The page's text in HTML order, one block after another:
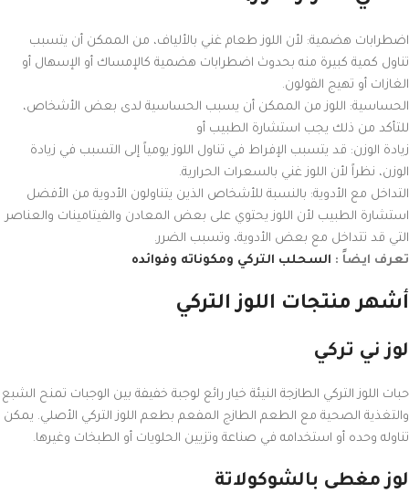
اضطرابات هضمية: لأن اللوز طعام غني بالألياف، من الممكن أن يتسبب
تناول كمية كبيرة منه بحدوث اضطرابات هضمية كالإمساك أو الإسهال أو
الغازات أو تهيج القولون.
الحساسية: اللوز من الممكن أن يسبب الحساسية لدى بعض الأشخاص،
للتأكد من ذلك يجب استشارة الطبيب أو
زيادة الوزن: قد يتسبب الإفراط في تناول اللوز يومياً إلى التسبب في زيادة
الوزن، نظراً لأن اللوز غني بالسعرات الحرارية.
التداخل مع الأدوية: بالنسبة للأشخاص الذين يتناولون الأدوية من الأفضل
استشارة الطبيب لأن اللوز يحتوي على بعض المعادن والفيتامينات والعناصر
التي قد تتداخل مع بعض الأدوية، وتسبب الضرر.
تعرف ايضاً : السحلب التركي ومكوناته وفوائده
أشهر منتجات اللوز التركي
لوز ني تركي
حبات اللوز التركي الطازجة النيئة خيار رائع لوجبة خفيفة بين الوجبات تمنح الشبع
والتغذية الصحية مع الطعم الطازج المفعم بطعم اللوز التركي الأصلي. يمكن
تناوله وحده أو استخدامه في صناعة وتزيين الحلويات أو الطبخات وغيرها.
لوز مغطى بالشوكولاتة